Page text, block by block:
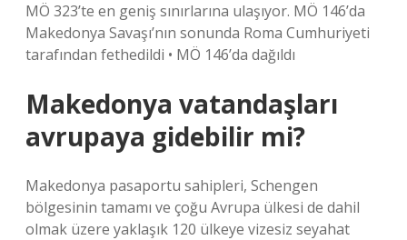
MÖ 323’te en geniş sınırlarına ulaşıyor. MÖ 146’da
Makedonya Savaşı’nın sonunda Roma Cumhuriyeti
tarafından fethedildi • MÖ 146’da dağıldı
Makedonya vatandaşları
avrupaya gidebilir mi?
Makedonya pasaportu sahipleri, Schengen
bölgesinin tamamı ve çoğu Avrupa ülkesi de dahil
olmak üzere yaklaşık 120 ülkeye vizesiz seyahat